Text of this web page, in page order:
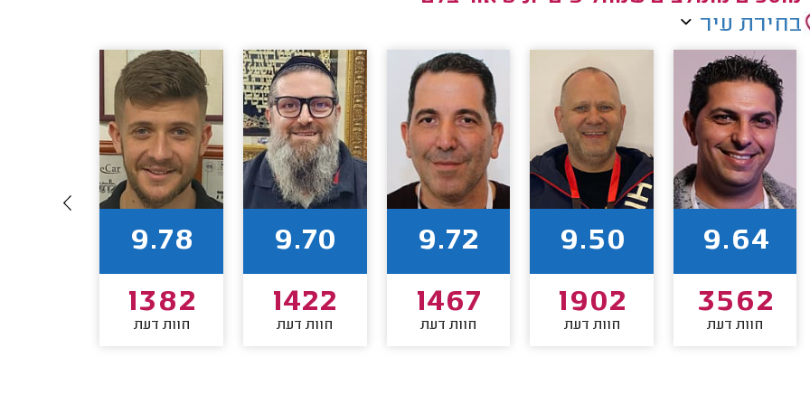
בחירת עיר
9.64
3562
חוות דעת
9.50
1902
חוות דעת
9.72
1467
חוות דעת
9.70
1422
חוות דעת
9.78
1382
חוות דעת